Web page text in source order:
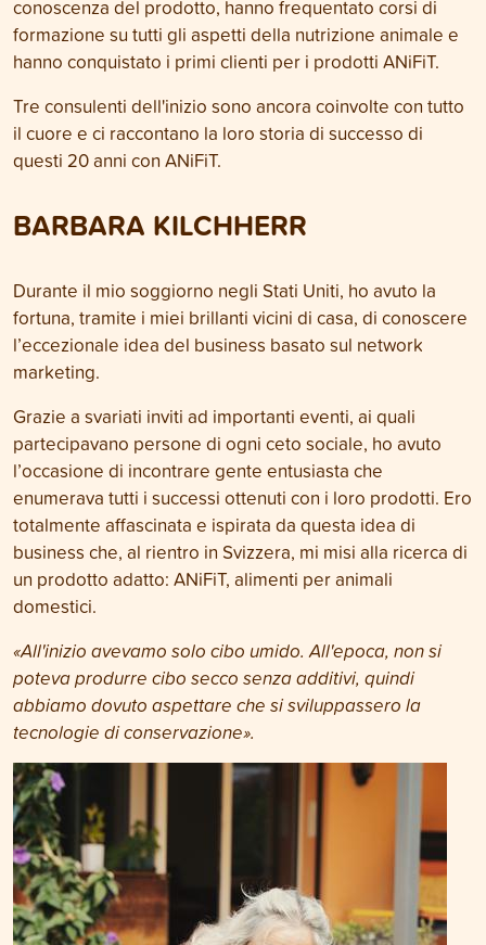
conoscenza del prodotto, hanno frequentato corsi di
formazione su tutti gli aspetti della nutrizione animale e
hanno conquistato i primi clienti per i prodotti ANiFiT.
Tre consulenti dell'inizio sono ancora coinvolte con tutto
il cuore e ci raccontano la loro storia di successo di
questi 20 anni con ANiFiT.
BARBARA KILCHHERR
Durante il mio soggiorno negli Stati Uniti, ho avuto la
fortuna, tramite i miei brillanti vicini di casa, di conoscere
l’eccezionale idea del business basato sul network
marketing.
Grazie a svariati inviti ad importanti eventi, ai quali
partecipavano persone di ogni ceto sociale, ho avuto
l’occasione di incontrare gente entusiasta che
enumerava tutti i successi ottenuti con i loro prodotti. Ero
totalmente affascinata e ispirata da questa idea di
business che, al rientro in Svizzera, mi misi alla ricerca di
un prodotto adatto: ANiFiT, alimenti per animali
domestici.
«All'inizio avevamo solo cibo umido. All'epoca, non si
poteva produrre cibo secco senza additivi, quindi
abbiamo dovuto aspettare che si sviluppassero la
tecnologie di conservazione».